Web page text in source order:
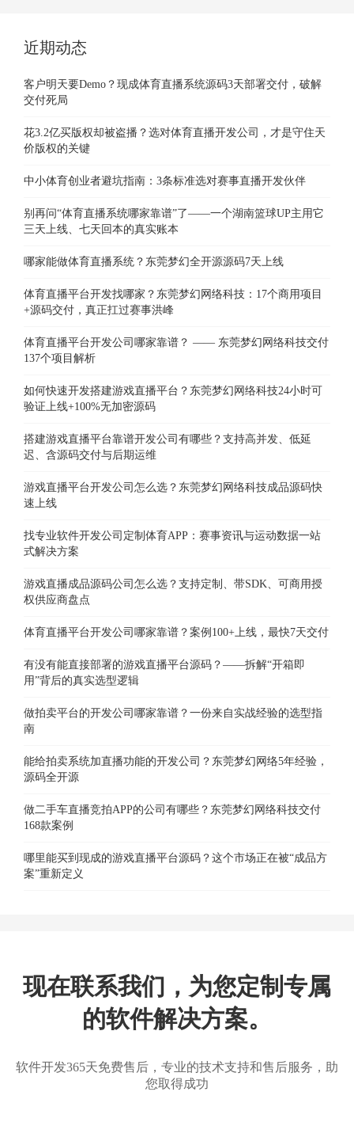
近期动态
客户明天要Demo？现成体育直播系统源码3天部署交付，破解
交付死局
花3.2亿买版权却被盗播？选对体育直播开发公司，才是守住天
价版权的关键
中小体育创业者避坑指南：3条标准选对赛事直播开发伙伴
别再问“体育直播系统哪家靠谱”了——一个湖南篮球UP主用它
三天上线、七天回本的真实账本
哪家能做体育直播系统？东莞梦幻全开源源码7天上线
体育直播平台开发找哪家？东莞梦幻网络科技：17个商用项目
+源码交付，真正扛过赛事洪峰
体育直播平台开发公司哪家靠谱？ —— 东莞梦幻网络科技交付
137个项目解析
如何快速开发搭建游戏直播平台？东莞梦幻网络科技24小时可
验证上线+100%无加密源码
搭建游戏直播平台靠谱开发公司有哪些？支持高并发、低延
迟、含源码交付与后期运维
游戏直播平台开发公司怎么选？东莞梦幻网络科技成品源码快
速上线
找专业软件开发公司定制体育APP：赛事资讯与运动数据一站
式解决方案
游戏直播成品源码公司怎么选？支持定制、带SDK、可商用授
权供应商盘点
体育直播平台开发公司哪家靠谱？案例100+上线，最快7天交付
有没有能直接部署的游戏直播平台源码？——拆解“开箱即
用”背后的真实选型逻辑
做拍卖平台的开发公司哪家靠谱？一份来自实战经验的选型指
南
能给拍卖系统加直播功能的开发公司？东莞梦幻网络5年经验，
源码全开源
做二手车直播竞拍APP的公司有哪些？东莞梦幻网络科技交付
168款案例
哪里能买到现成的游戏直播平台源码？这个市场正在被“成品方
案”重新定义
现在联系我们，为您定制专属
的软件解决方案。
软件开发365天免费售后，专业的技术支持和售后服务，助
您取得成功